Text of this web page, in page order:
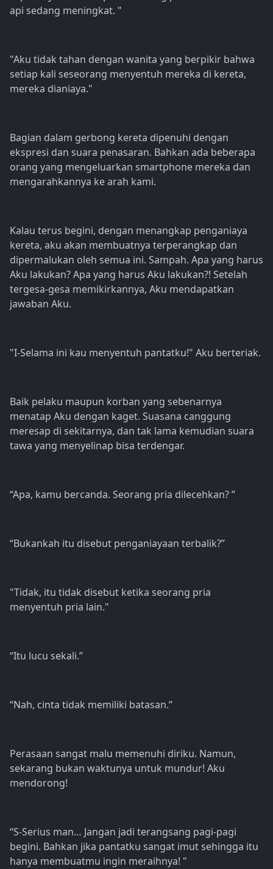
api sedang meningkat. "
"Aku tidak tahan dengan wanita yang berpikir bahwa
setiap kali seseorang menyentuh mereka di kereta,
mereka dianiaya."
Bagian dalam gerbong kereta dipenuhi dengan
ekspresi dan suara penasaran. Bahkan ada beberapa
orang yang mengeluarkan smartphone mereka dan
mengarahkannya ke arah kami.
Kalau terus begini, dengan menangkap penganiaya
kereta, aku akan membuatnya terperangkap dan
dipermalukan oleh semua ini. Sampah. Apa yang harus
Aku lakukan? Apa yang harus Aku lakukan?! Setelah
tergesa-gesa memikirkannya, Aku mendapatkan
jawaban Aku.
"I-Selama ini kau menyentuh pantatku!" Aku berteriak.
Baik pelaku maupun korban yang sebenarnya
menatap Aku dengan kaget. Suasana canggung
meresap di sekitarnya, dan tak lama kemudian suara
tawa yang menyelinap bisa terdengar.
“Apa, kamu bercanda. Seorang pria dilecehkan? ”
“Bukankah itu disebut penganiayaan terbalik?”
"Tidak, itu tidak disebut ketika seorang pria
menyentuh pria lain."
“Itu lucu sekali.”
“Nah, cinta tidak memiliki batasan.”
Perasaan sangat malu memenuhi diriku. Namun,
sekarang bukan waktunya untuk mundur! Aku
mendorong!
“S-Serius man… Jangan jadi terangsang pagi-pagi
begini. Bahkan jika pantatku sangat imut sehingga itu
hanya membuatmu ingin meraihnya! "